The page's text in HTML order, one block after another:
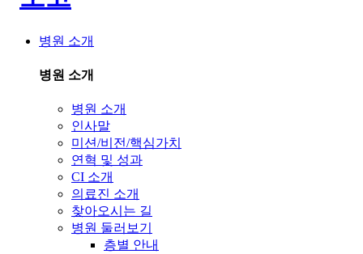
병원 소개
병원 소개
병원 소개
인사말
미션/비전/핵심가치
연혁 및 성과
CI 소개
의료진 소개
찾아오시는 길
병원 둘러보기
층별 안내